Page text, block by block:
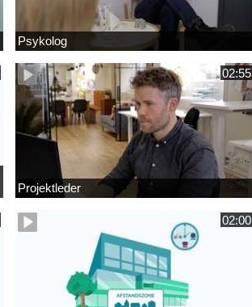
Psykolog
02:55
Projektleder
02:00